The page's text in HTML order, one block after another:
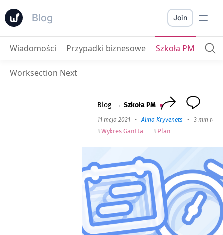
Blog Join
Wiadomości Przypadki biznesowe Szkoła PM
Worksection Next
Blog → Szkoła PM
11 maja 2021 •Alina Kryvenets • 3 min read
Wykres Gantta Plan